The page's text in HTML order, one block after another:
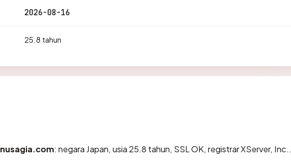
2026-08-16
25.8 tahun
nusagia.com: negara Japan, usia 25.8 tahun, SSL OK, registrar XServer, Inc..